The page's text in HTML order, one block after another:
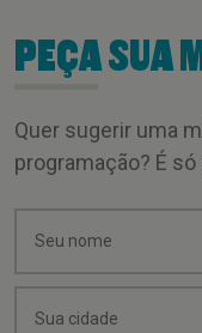
PEÇA SUA
Quer sugerir uma
programação? É